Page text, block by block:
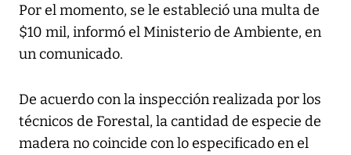
Por el momento, se le estableció una multa de
$10 mil, informó el Ministerio de Ambiente, en
un comunicado.
De acuerdo con la inspección realizada por los
técnicos de Forestal, la cantidad de especie de
madera no coincide con lo especificado en el